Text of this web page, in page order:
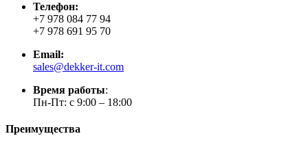
Телефон:
+7 978 084 77 94
+7 978 691 95 70
Email:
sales@dekker-it.com
Время работы:
Пн-Пт: с 9:00 – 18:00
Преимущества